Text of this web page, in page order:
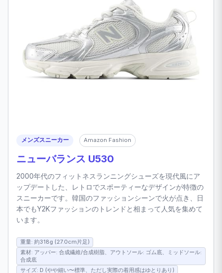
メンズスニーカー Amazon Fashion
ニューバランス U530
2000年代のフィットネスランニングシューズを現代風にア
ップデートした、レトロでスポーティーなデザインが特徴の
スニーカーです。韓国のファッションシーンで火が点き、日
本でもY2Kファッションのトレンドと相まって人気を集めて
います。
重量: 約318g (27.0cm片足)
素材: アッパー: 合成繊維/合成樹脂、アウトソール: ゴム底、ミッドソール:
合成底
サイズ: D (やや細い〜標準、ただし実際の着用感はゆとりあり)